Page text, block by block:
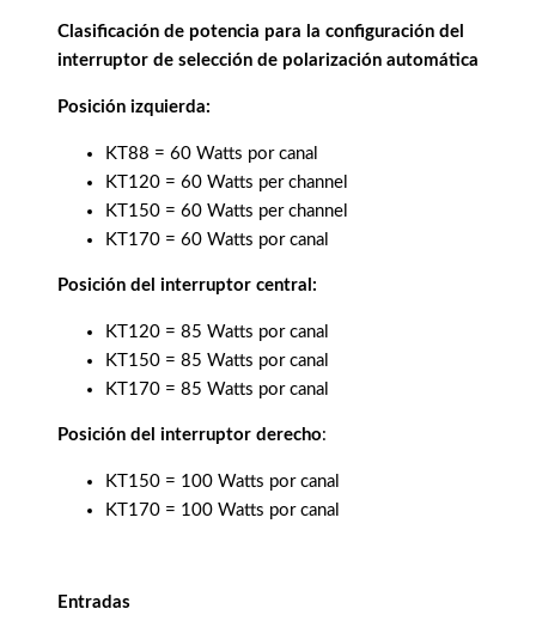
Clasificación de potencia para la configuración del
interruptor de selección de polarización automática
Posición izquierda:
KT88 = 60 Watts por canal
KT120 = 60 Watts per channel
KT150 = 60 Watts per channel
KT170 = 60 Watts por canal
Posición del interruptor central:
KT120 = 85 Watts por canal
KT150 = 85 Watts por canal
KT170 = 85 Watts por canal
Posición del interruptor derecho:
KT150 = 100 Watts por canal
KT170 = 100 Watts por canal
Entradas